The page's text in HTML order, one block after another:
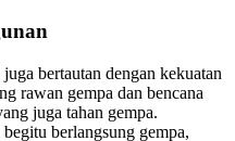
bertautan dengan kekuatan
rawan gempa dan bencana
juga tahan gempa.
berlangsung gempa,